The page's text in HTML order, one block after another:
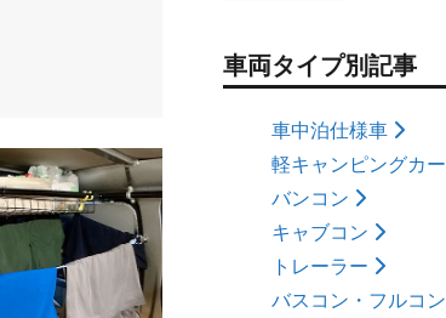
車両タイプ別記事
車中泊仕様車
軽キャンピングカー
バンコン
キャブコン
トレーラー
バスコン・フルコン